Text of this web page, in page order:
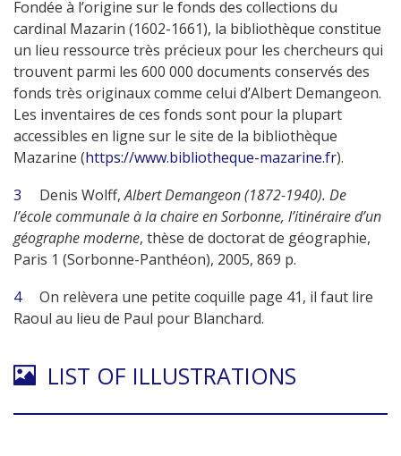
Fondée à l’origine sur le fonds des collections du
cardinal Mazarin (1602-1661), la bibliothèque constitue
un lieu ressource très précieux pour les chercheurs qui
trouvent parmi les 600 000 documents conservés des
fonds très originaux comme celui d’Albert Demangeon.
Les inventaires de ces fonds sont pour la plupart
accessibles en ligne sur le site de la bibliothèque
Mazarine (https://www.bibliotheque-mazarine.fr).
3
Denis Wolff,Albert Demangeon (1872-1940). De
l’école communale à la chaire en Sorbonne, l’itinéraire d’un
géographe moderne, thèse de doctorat de géographie,
Paris 1 (Sorbonne-Panthéon), 2005, 869 p.
4
On relèvera une petite coquille page 41, il faut lire
Raoul au lieu de Paul pour Blanchard.
LIST OF ILLUSTRATIONS